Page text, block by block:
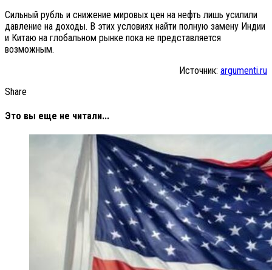
Сильный рубль и снижение мировых цен на нефть лишь усилили
давление на доходы. В этих условиях найти полную замену Индии
и Китаю на глобальном рынке пока не представляется
возможным.
Источник: argumenti.ru
Share
Это вы еще не читали...